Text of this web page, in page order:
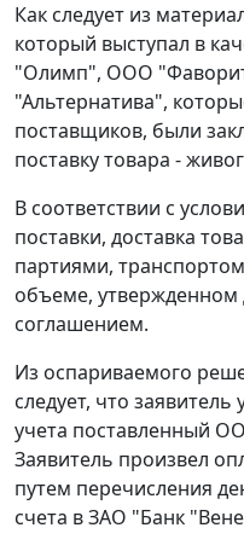
Как следует из
который выступал в
"Олимп", ООО
"Альтернатива",
поставщиков, были
поставку товара -
В соответствии с
поставки, доставка
партиями,
объеме,
соглашением.
Из оспариваемого
следует, что заявитель
учета поставленный
Заявитель произвел
путем перечисления
счета в ЗАО "Банк